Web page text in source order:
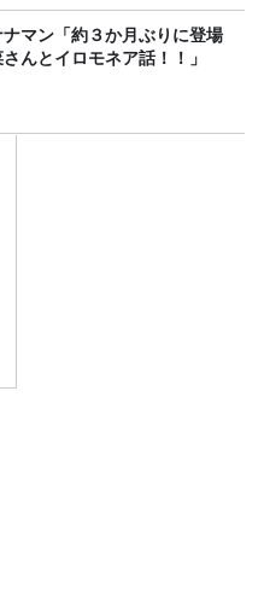
んとイロモネア話！！」